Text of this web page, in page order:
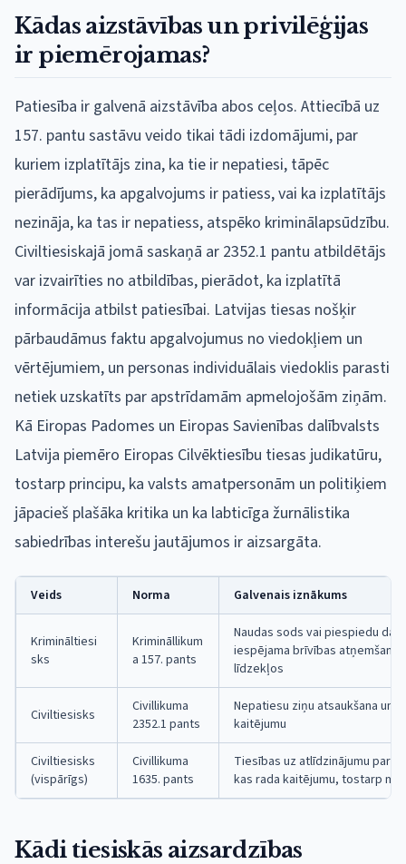
Kādas aizstāvības un privilēģijas
ir piemērojamas?
Patiesība ir galvenā aizstāvība abos ceļos. Attiecībā uz
157. pantu sastāvu veido tikai tādi izdomājumi, par
kuriem izplatītājs zina, ka tie ir nepatiesi, tāpēc
pierādījums, ka apgalvojums ir patiess, vai ka izplatītājs
nezināja, ka tas ir nepatiess, atspēko kriminālapsūdzību.
Civiltiesiskajā jomā saskaņā ar 2352.1 pantu atbildētājs
var izvairīties no atbildības, pierādot, ka izplatītā
informācija atbilst patiesībai. Latvijas tiesas nošķir
pārbaudāmus faktu apgalvojumus no viedokļiem un
vērtējumiem, un personas individuālais viedoklis parasti
netiek uzskatīts par apstrīdamām apmelojošām ziņām.
Kā Eiropas Padomes un Eiropas Savienības dalībvalsts
Latvija piemēro Eiropas Cilvēktiesību tiesas judikatūru,
tostarp principu, ka valsts amatpersonām un politiķiem
jāpacieš plašāka kritika un ka labticīga žurnālistika
sabiedrības interešu jautājumos ir aizsargāta.
Veids Norma Galvenais iznākums
Krimināltiesi
sks
Krimināllikum
a 157. pants
Naudas sods vai piespiedu
iespējama brīvības
līdzekļos
Civiltiesisks
Civillikuma
2352.1 pants
Nepatiesu ziņu atsaukšana un
kaitējumu
Civiltiesisks
(vispārīgs)
Civillikuma
1635. pants
Tiesības uz atlīdzinājumu par
kas rada kaitējumu, tostarp
Kādi tiesiskās aizsardzības